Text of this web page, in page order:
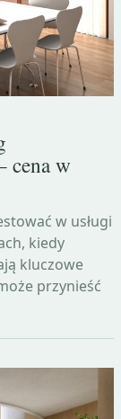
cena w
w usługi
kiedy
kluczowe
przynieść